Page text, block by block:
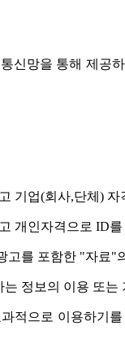
신망을 통해 제공
기업(회사,단체)
개인자격으로 ID
고를 포함한 "자료"
정보의 이용 또
적으로 이용하기